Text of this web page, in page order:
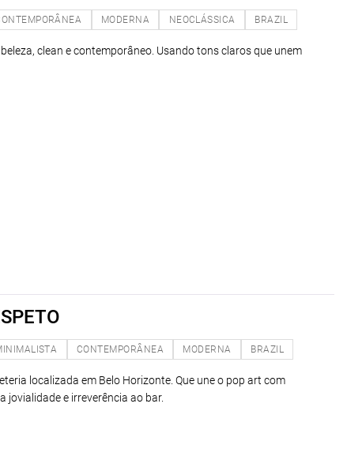
MODERNA NEOCLÁSSICA BRAZIL
clean e contemporâneo. Usando tons claros que unem
CONTEMPORÂNEA MODERNA BRAZIL
localizada em Belo Horizonte. Que une o pop art com
jovialidade e irreverência ao bar.